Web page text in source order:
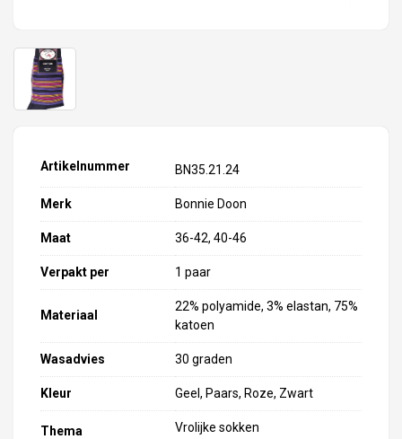
Artikelnummer BN35.21.24
Merk Bonnie Doon
Maat 36-42, 40-46
Verpakt per 1 paar
Materiaal
22% polyamide, 3% elastan, 75%
katoen
Wasadvies 30 graden
Kleur Geel, Paars, Roze, Zwart
Thema Vrolijke sokken